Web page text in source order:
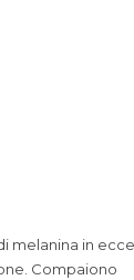
melanina in
Compaiono